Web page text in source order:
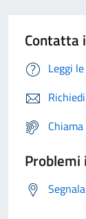
Contatta
Leggi
Problemi